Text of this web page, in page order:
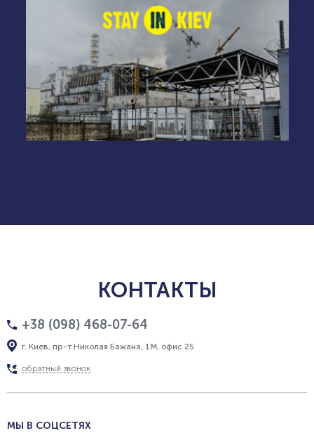
КОНТАКТЫ
+38 (098) 468-07-64
г. Киев, пр-т Николая Бажана, 1М, офис 25
обратный звонок
МЫ В СОЦСЕТЯХ